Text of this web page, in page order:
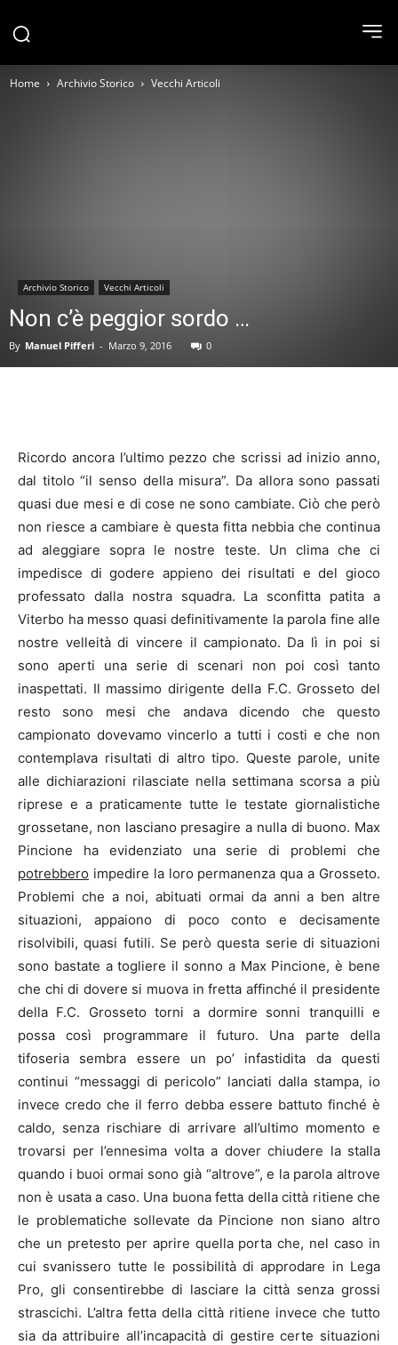
Home Archivio Storico Vecchi Articoli
Archivio Storico Vecchi Articoli
Non c’è peggior sordo …
By Manuel Pifferi - Marzo 9, 2016 0
Ricordo ancora l’ultimo pezzo che scrissi ad inizio anno,
dal titolo “il senso della misura”. Da allora sono passati
quasi due mesi e di cose ne sono cambiate. Ciò che però
non riesce a cambiare è questa fitta nebbia che continua
ad aleggiare sopra le nostre teste. Un clima che ci
impedisce di godere appieno dei risultati e del gioco
professato dalla nostra squadra. La sconfitta patita a
Viterbo ha messo quasi definitivamente la parola fine alle
nostre velleità di vincere il campionato. Da lì in poi si
sono aperti una serie di scenari non poi così tanto
inaspettati. Il massimo dirigente della F.C. Grosseto del
resto sono mesi che andava dicendo che questo
campionato dovevamo vincerlo a tutti i costi e che non
contemplava risultati di altro tipo. Queste parole, unite
alle dichiarazioni rilasciate nella settimana scorsa a più
riprese e a praticamente tutte le testate giornalistiche
grossetane, non lasciano presagire a nulla di buono. Max
Pincione ha evidenziato una serie di problemi che
potrebbero impedire la loro permanenza qua a Grosseto.
Problemi che a noi, abituati ormai da anni a ben altre
situazioni, appaiono di poco conto e decisamente
risolvibili, quasi futili. Se però questa serie di situazioni
sono bastate a togliere il sonno a Max Pincione, è bene
che chi di dovere si muova in fretta affinché il presidente
della F.C. Grosseto torni a dormire sonni tranquilli e
possa così programmare il futuro. Una parte della
tifoseria sembra essere un po’ infastidita da questi
continui “messaggi di pericolo” lanciati dalla stampa, io
invece credo che il ferro debba essere battuto finché è
caldo, senza rischiare di arrivare all’ultimo momento e
trovarsi per l’ennesima volta a dover chiudere la stalla
quando i buoi ormai sono già “altrove”, e la parola altrove
non è usata a caso. Una buona fetta della città ritiene che
le problematiche sollevate da Pincione non siano altro
che un pretesto per aprire quella porta che, nel caso in
cui svanissero tutte le possibilità di approdare in Lega
Pro, gli consentirebbe di lasciare la città senza grossi
strascichi. L’altra fetta della città ritiene invece che tutto
sia da attribuire all’incapacità di gestire certe situazioni